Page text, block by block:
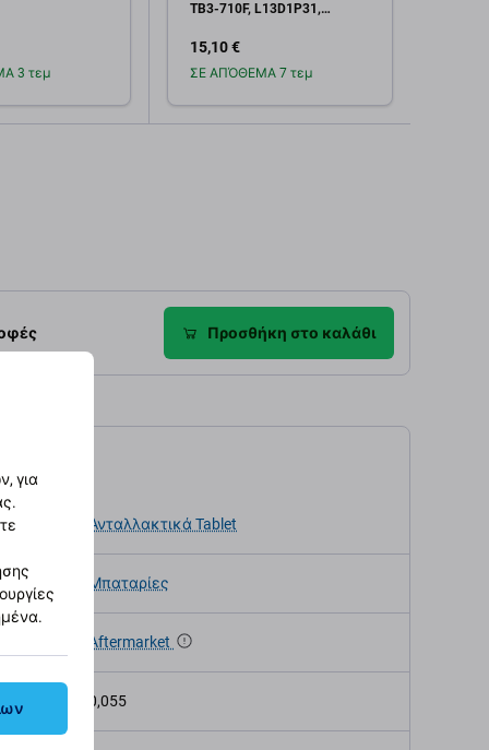
3 τεμ
TB3-710F, L13D1P31,
15,10 €
ΣΕ ΑΠΌΘΕΜΑ 7 τεμ
Προσθήκη στο καλάθι
Ανταλλακτικά Tablet
Μπαταρίες
Aftermarket
(kg) 0,055
για